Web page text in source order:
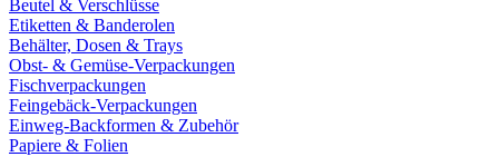
Beutel & Verschlüsse
Etiketten & Banderolen
Behälter, Dosen & Trays
Obst- & Gemüse-Verpackungen
Fischverpackungen
Feingebäck-Verpackungen
Einweg-Backformen & Zubehör
Papiere & Folien